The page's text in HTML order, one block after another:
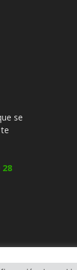
se
28